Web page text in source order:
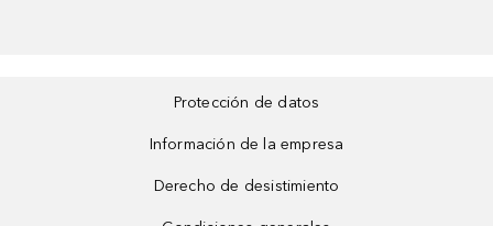
Protección de datos
Información de la empresa
Derecho de desistimiento